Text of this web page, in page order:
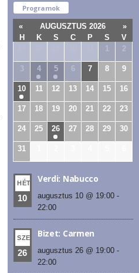
Programok
« AUGUSZTUS 2026
»
H
K S C P S
V
2
3 4 5 6 7 8 9
10 11 12 13 14 15 16
17 18 19 20 21 22 23
24 25 26 27 28 29 30
31
HÉT
10
Verdi: Nabucco
augusztus 10 @ 19:00-
22:00
SZE
26
Bizet: Carmen
augusztus 26 @ 19:00-
22:00